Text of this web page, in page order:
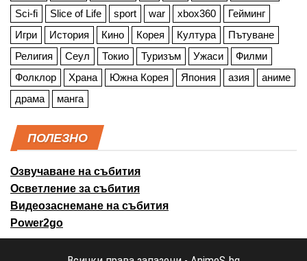
Sci-fi
Slice of Life sport war xbox360
Гейминг
Игри
История Кино Корея Култура
Пътуване
Религия
Сеул Токио Туризъм Ужаси
Филми
Фолклор
Храна Южна Корея Япония азия
аниме
драма
манга
ПОЛЕЗНО
Озвучаване на събития
Осветление за събития
Видеозаснемане на събития
Power2go